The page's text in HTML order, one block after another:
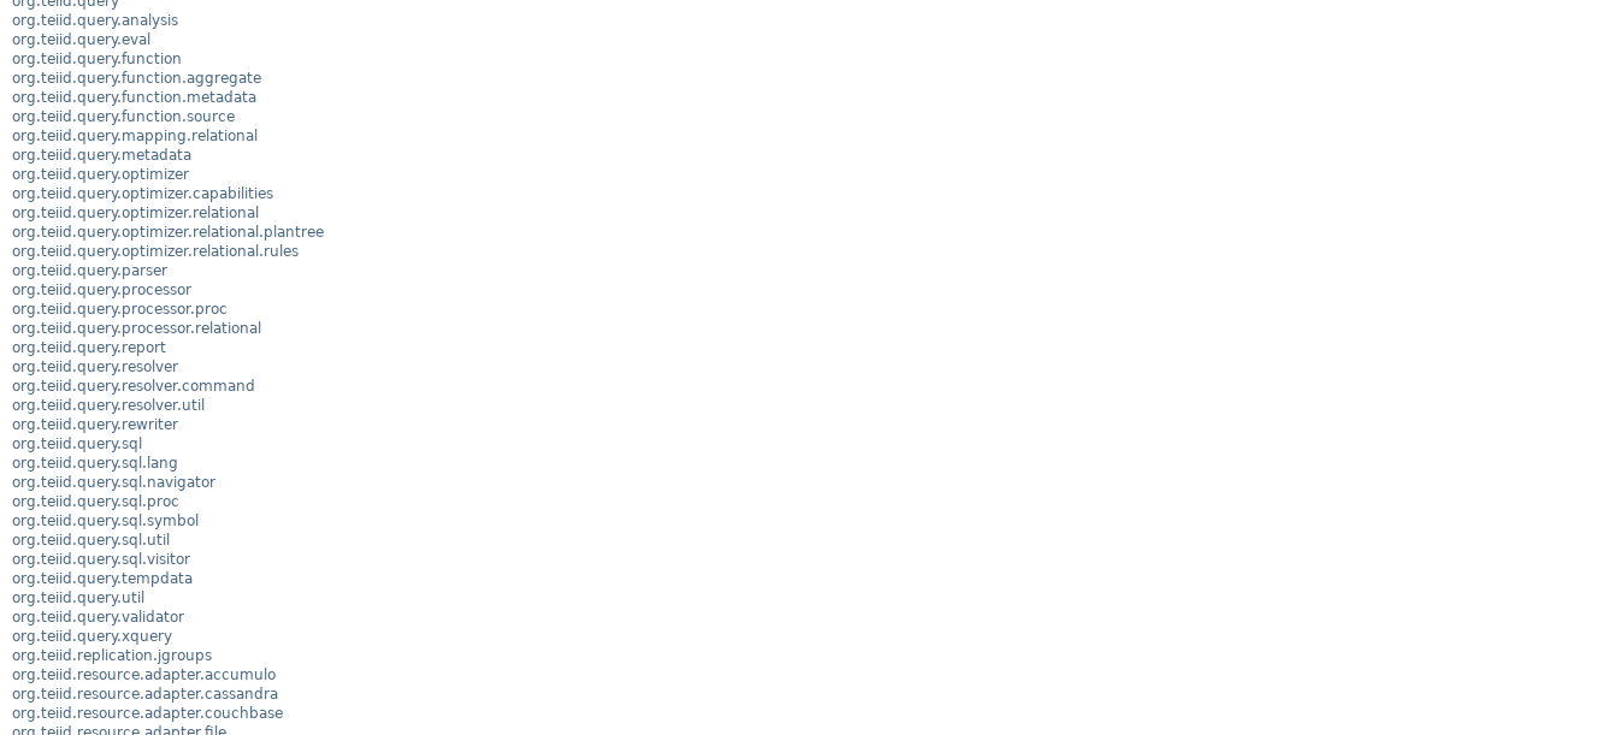
org.teiid.query.analysis
org.teiid.query.eval
org.teiid.query.function
org.teiid.query.function.aggregate
org.teiid.query.function.metadata
org.teiid.query.function.source
org.teiid.query.mapping.relational
org.teiid.query.metadata
org.teiid.query.optimizer
org.teiid.query.optimizer.capabilities
org.teiid.query.optimizer.relational
org.teiid.query.optimizer.relational.plantree
org.teiid.query.optimizer.relational.rules
org.teiid.query.parser
org.teiid.query.processor
org.teiid.query.processor.proc
org.teiid.query.processor.relational
org.teiid.query.report
org.teiid.query.resolver
org.teiid.query.resolver.command
org.teiid.query.resolver.util
org.teiid.query.rewriter
org.teiid.query.sql
org.teiid.query.sql.lang
org.teiid.query.sql.navigator
org.teiid.query.sql.proc
org.teiid.query.sql.symbol
org.teiid.query.sql.util
org.teiid.query.sql.visitor
org.teiid.query.tempdata
org.teiid.query.util
org.teiid.query.validator
org.teiid.query.xquery
org.teiid.replication.jgroups
org.teiid.resource.adapter.accumulo
org.teiid.resource.adapter.cassandra
org.teiid.resource.adapter.couchbase